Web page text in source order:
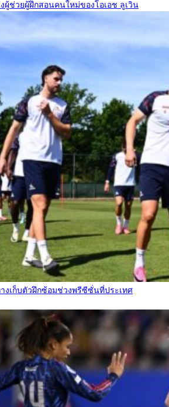
ผู้ช่วยผู้ฝึกสอนคนใหม่ของโอเอช ลูเวิน
างเก็บตัวฝึกซ้อมช่วงพรีซีซั่นที่ประเทศ